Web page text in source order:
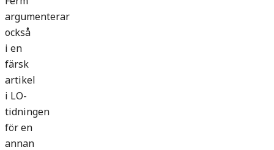
argumenterar
också
i en
färsk
artikel
i LO-
tidningen
för en
annan